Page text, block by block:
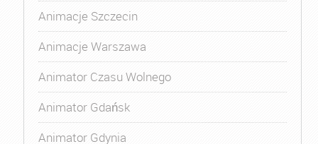
Animacje Szczecin
Animacje Warszawa
Animator Czasu Wolnego
Animator Gdańsk
Animator Gdynia